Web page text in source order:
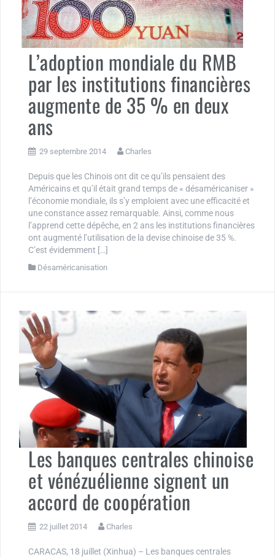
L’adoption mondiale du RMB
par les institutions financières
augmente de 35 % en deux
ans
29 septembre 2014 Charles
Depuis que les Chinois ont dit ce qu’ils pensaient des
Américains et qu’il était grand temps de « désaméricaniser »
l’économie mondiale, ils s’y emploient avec une efficacité et
une constance assez remarquable. Ainsi, comme nous
l’apprend cette dépêche, en 2 ans les institutions financières
ont augmenté l’utilisation de la devise chinoise de 35 %.
C’est évidemment […]
Désaméricanisation
Les banques centrales chinoise
et vénézuélienne signent un
accord de coopération
22 juillet 2014 Charles
CARACAS, 18 juillet (Xinhua) – Les banques centrales